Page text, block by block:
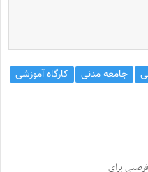
جامعه مدنی
کارگاه آموزشی
برای